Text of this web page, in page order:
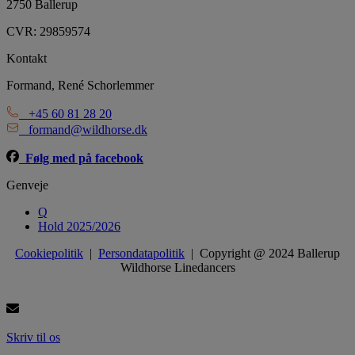
2750 Ballerup
CVR: 29859574
Kontakt
Formand, René Schorlemmer
+45 60 81 28 20
formand@wildhorse.dk
Følg med på facebook
Genveje
Q
Hold 2025/2026
Cookiepolitik | Persondatapolitik | Copyright @ 2024 Ballerup
Wildhorse Linedancers
Skriv til os